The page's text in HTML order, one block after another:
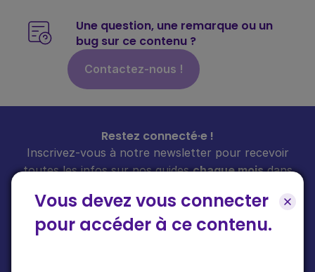
Vous devez vous connecter
pour accéder à ce contenu.
Une question, une remarque ou un
bug sur ce contenu ?
Contactez-nous !
Restez connecté·e !
Inscrivez-vous à notre newsletter pour recevoir
toutes les infos sur nos guideschaque moisdans